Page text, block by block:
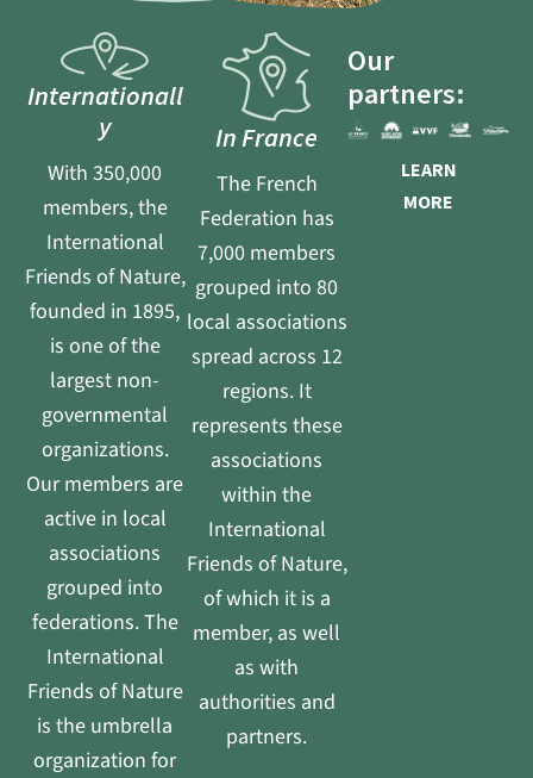
Internationall
y
With 350,000
members, the
International
Friends of Nature,
founded in 1895,
is one of the
largest non-
governmental
organizations.
Our members are
active in local
associations
grouped into
federations. The
International
Friends of Nature
is the umbrella
organization for
In France
The French
Federation has
7,000 members
grouped into 80
local associations
spread across 12
regions. It
represents these
associations
within the
International
Friends of Nature,
of which it is a
member, as well
as with
authorities and
partners.
Our
partners:
LEARN
MORE